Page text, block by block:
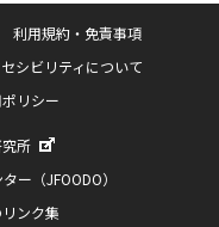
利用規約・免責事項
シビリティについて
リシー
所
ー（JFOODO）
ンク集